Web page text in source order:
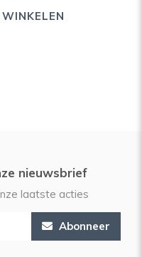
nieuwsbrief
laatste acties
Abonneer